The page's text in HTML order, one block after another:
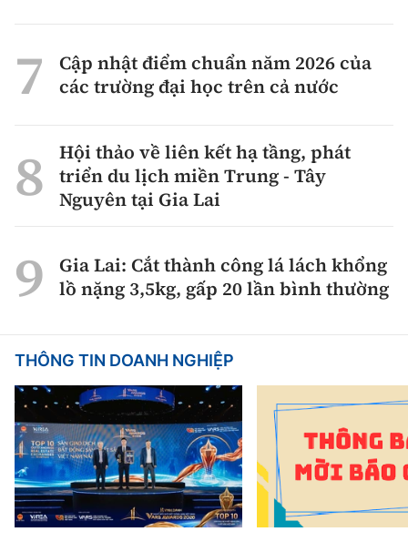
Cập nhật điểm chuẩn năm 2026 của
các trường đại học trên cả nước
Hội thảo về liên kết hạ tầng, phát
triển du lịch miền Trung - Tây
Nguyên tại Gia Lai
Gia Lai: Cắt thành công lá lách khổng
lồ nặng 3,5kg, gấp 20 lần bình thường
THÔNG TIN DOANH NGHIỆP